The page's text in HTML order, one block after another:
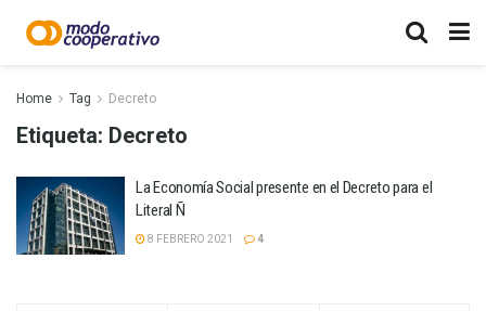
Home Tag Decreto
Etiqueta: Decreto
La Economía Social presente en el Decreto para el
Literal Ñ
8 FEBRERO 2021 4